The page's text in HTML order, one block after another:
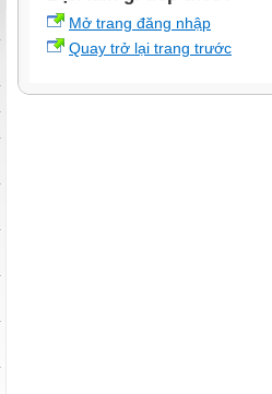
Mở trang đăng nhập
Quay trở lại trang trước